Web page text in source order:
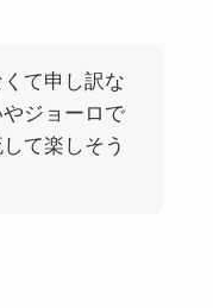
て申し訳な
ジョーロで
て楽しそう